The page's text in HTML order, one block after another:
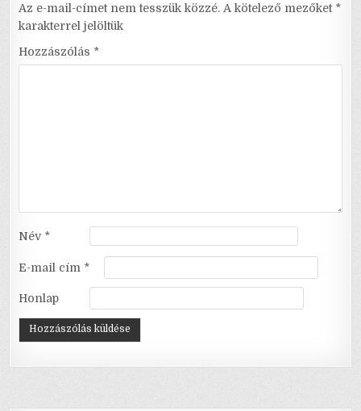
Az e-mail-címet nem tesszük közzé. A kötelező mezőket *
karakterrel jelöltük
Hozzászólás *
Név *
E-mail cím *
Honlap